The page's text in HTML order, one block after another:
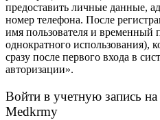
предоставить личные данные,
номер телефона. После
имя пользователя и временный
однократного использования),
сразу после первого входа в
авторизации».
Войти в учетную запись
Medkrmy